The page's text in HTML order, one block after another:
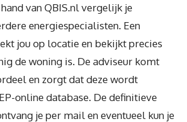
van QBIS.nl vergelijk je
energiespecialisten. Een
jou op locatie en bekijkt precies
de woning is. De adviseur komt
en zorgt dat deze wordt
online database. De definitieve
je per mail en eventueel kun je